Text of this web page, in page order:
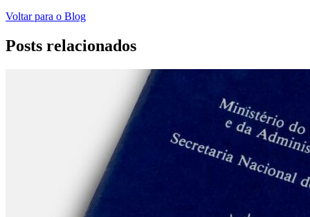
Voltar para o Blog
Posts relacionados